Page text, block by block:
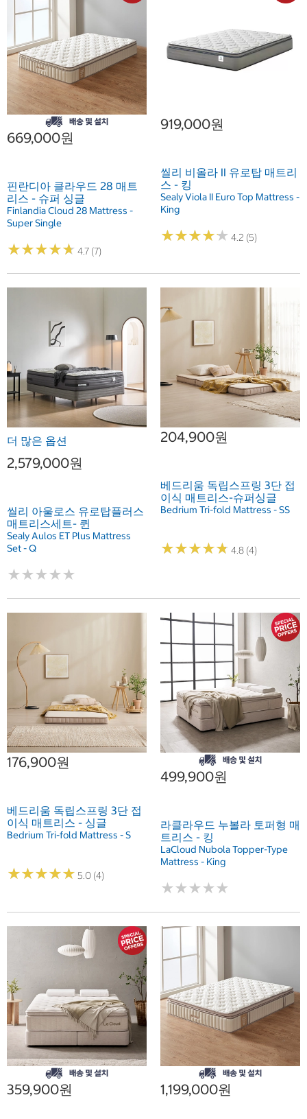
669,000원
핀란디아 클라우드 28 매트
리스 - 슈퍼 싱글
Finlandia Cloud 28 Mattress -
Super Single
★★★★★
★★★★★ 4.7 (7)
919,000원
씰리 비올라 II 유로탑 매트리
스 - 킹
Sealy Viola II Euro Top Mattress -
King
★★★★★
★★★★★ 4.2 (5)
더 많은 옵션
2,579,000원
씰리 아울로스 유로탑플러스
매트리스세트- 퀸
Sealy Aulos ET Plus Mattress
Set - Q
★★★★★
★★★★★
204,900원
베드리움 독립스프링 3단 접
이식 매트리스-슈퍼싱글
Bedrium Tri-fold Mattress - SS
★★★★★
★★★★★ 4.8 (4)
176,900원
베드리움 독립스프링 3단 접
이식 매트리스 - 싱글
Bedrium Tri-fold Mattress - S
★★★★★
★★★★★ 5.0 (4)
499,900원
라클라우드 누볼라 토퍼형 매
트리스 - 킹
LaCloud Nubola Topper-Type
Mattress - King
★★★★★
★★★★★
359,900원 1,199,000원